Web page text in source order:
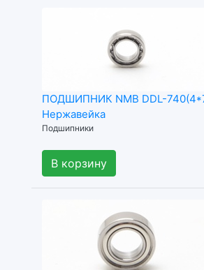
ПОДШИПНИК NMB DDL-
Нержавейка
Подшипники
В корзину